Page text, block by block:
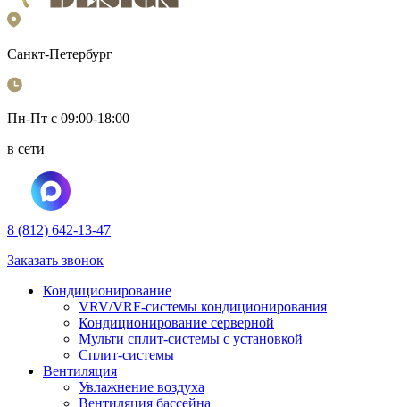
Санкт-Петербург
Пн-Пт с 09:00-18:00
в сети
8 (812) 642-13-47
Заказать звонок
Кондиционирование
VRV/VRF-системы кондиционирования
Кондиционирование серверной
Мульти сплит-системы с установкой
Сплит-системы
Вентиляция
Увлажнение воздуха
Вентиляция бассейна